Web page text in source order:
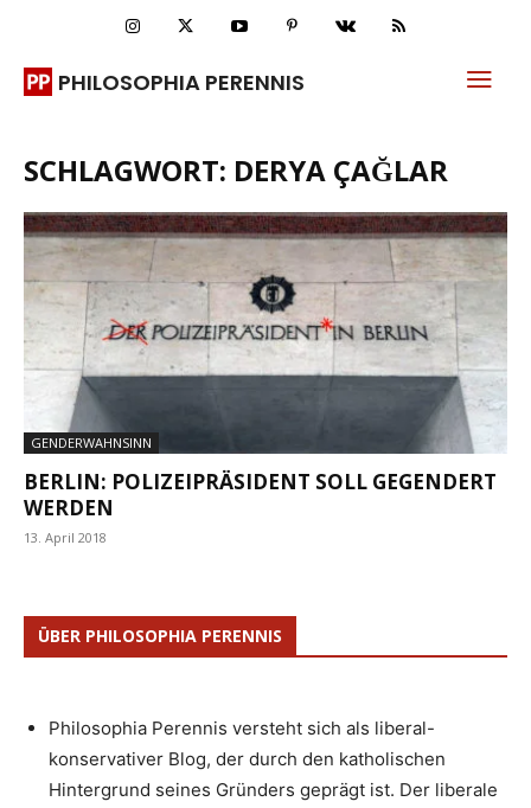
PHILOSOPHIA PERENNIS
SCHLAGWORT: DERYA ÇAĞLAR
GENDERWAHNSINN
BERLIN: POLIZEIPRÄSIDENT SOLL GEGENDERT
WERDEN
13. April 2018
ÜBER PHILOSOPHIA PERENNIS
Philosophia Perennis versteht sich als liberal-
konservativer Blog, der durch den katholischen
Hintergrund seines Gründers geprägt ist. Der liberale